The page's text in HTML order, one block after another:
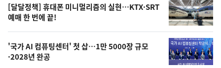
오
늘
의
사
[달달정책] 휴대폰 미니멀리즘의 실현…KTX·SRT
예매 한 번에 끝!
'국가 AI 컴퓨팅센터' 첫 삽…1만 5000장 규모
·2028년 완공